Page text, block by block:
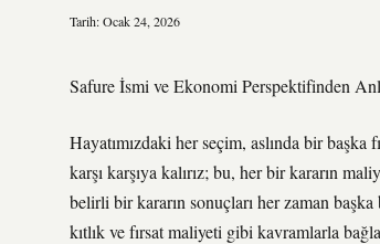
Tarih: Ocak 24, 2026
Safure İsmi ve Ekonomi Perspektifinden
Hayatımızdaki her seçim, aslında bir başka
karşı karşıya kalırız; bu, her bir kararın
belirli bir kararın sonuçları her zaman
kıtlık ve fırsat maliyeti gibi kavramlarla